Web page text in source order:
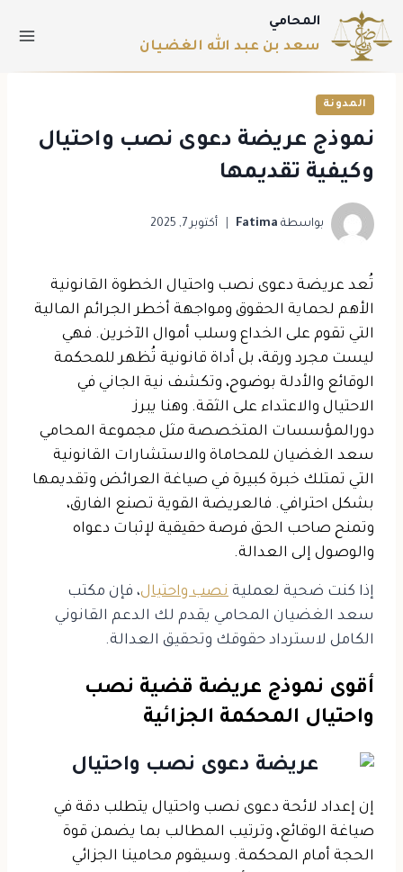
المحامي
سعد بن عبد الله الغضيان
المدونة
نموذج عريضة دعوى نصب واحتيال​
وكيفية تقديمها
بواسطة Fatima أكتوبر 7, 2025
تُعد عريضة دعوى نصب واحتيال الخطوة القانونية
الأهم لحماية الحقوق ومواجهة أخطر الجرائم المالية
التي تقوم على الخداع وسلب أموال الآخرين. فهي
ليست مجرد ورقة، بل أداة قانونية تُظهر للمحكمة
الوقائع والأدلة بوضوح، وتكشف نية الجاني في
الاحتيال والاعتداء على الثقة. وهنا يبرز
دورالمؤسسات المتخصصة مثل مجموعة المحامي
سعد الغضيان للمحاماة والاستشارات القانونية
التي تمتلك خبرة كبيرة في صياغة العرائض وتقديمها
بشكل احترافي. فالعريضة القوية تصنع الفارق،
وتمنح صاحب الحق فرصة حقيقية لإثبات دعواه
والوصول إلى العدالة.
إذا كنت ضحية لعملية نصب واحتيال، فإن مكتب
سعد الغضيان المحامي يقدم لك الدعم القانوني
الكامل لاسترداد حقوقك وتحقيق العدالة.
أقوى نموذج عريضة قضية نصب
واحتيال المحكمة الجزائية
إن إعداد لائحة دعوى نصب واحتيال يتطلب دقة في
صياغة الوقائع، وترتيب المطالب بما يضمن قوة
الحجة أمام المحكمة. وسيقوم محامينا الجزائي